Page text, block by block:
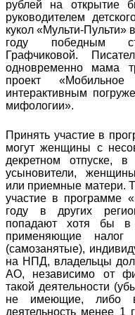
рублей на открытие
руководителем
кукол «Мульти-
году победным
Графчиковой.
одновременно мама
проект
интерактивным
мифологии».
Принять участие в
могут женщины с
декретном отпуске,
усыновители,
или приемные матери.
участие в программе
году в других
попадают хотя бы в
применяющие налог
(самозанятые),
на НПД, владельцы
АО, независимо от
такой деятельности
не имеющие, либо
деятельность менее